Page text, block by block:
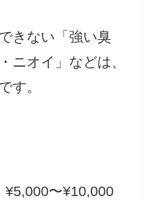
きない「強い臭
ニオイ」などは、
す。
¥5,000〜¥10,000